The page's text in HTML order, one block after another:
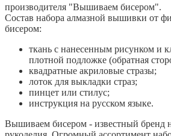
производителя "Вышиваем бисером".
Состав набора алмазной вышивки от
бисером:
ткань с нанесенным рисунком и
плотной подложке (обратная
квадратные акриловые стразы;
лоток для выкладки страз;
пинцет или стилус;
инструкция на русском языке.
Вышиваем бисером - известный бренд